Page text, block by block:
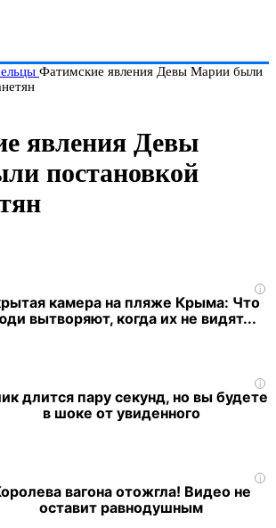
Фатимские явления Девы Марии были
явления Девы
постановкой
i
камера на пляже Крыма: Что
вытворяют, когда их не видят...
i
длится пару секунд, но вы будете
в шоке от увиденного
i
вагона отожгла! Видео не
оставит равнодушным